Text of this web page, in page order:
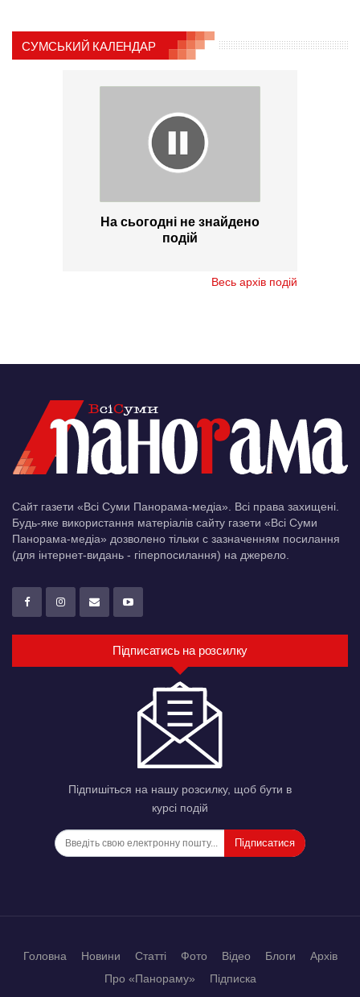
СУМСЬКИЙ КАЛЕНДАР
На сьогодні не знайдено
подій
Весь архів подій
Сайт газети «Всі Суми Панорама-медіа». Всі права захищені.
Будь-яке використання матеріалів сайту газети «Всі Суми
Панорама-медіа» дозволено тільки c зазначенням посилання
(для інтернет-видань - гіперпосилання) на джерело.
Підписатись на розсилку
Підпишіться на нашу розсилку, щоб бути в
курсі подій
Підписатися
Головна Новини Статті Фото Відео Блоги
Архів
Про «Панораму»
Підписка